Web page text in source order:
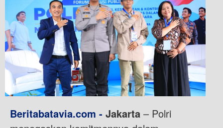
Beritabatavia.com - Jakarta – Polri